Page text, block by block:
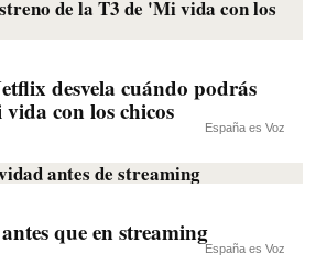
desvela cuándo podrás
con los chicos
España es Voz
que en streaming
España es Voz